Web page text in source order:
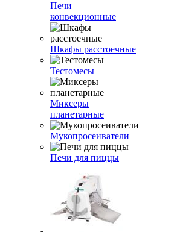
Печи
конвекционные
Шкафы расстоечные
Тестомесы
Миксеры
планетарные
Мукопросеиватели
Печи для пиццы